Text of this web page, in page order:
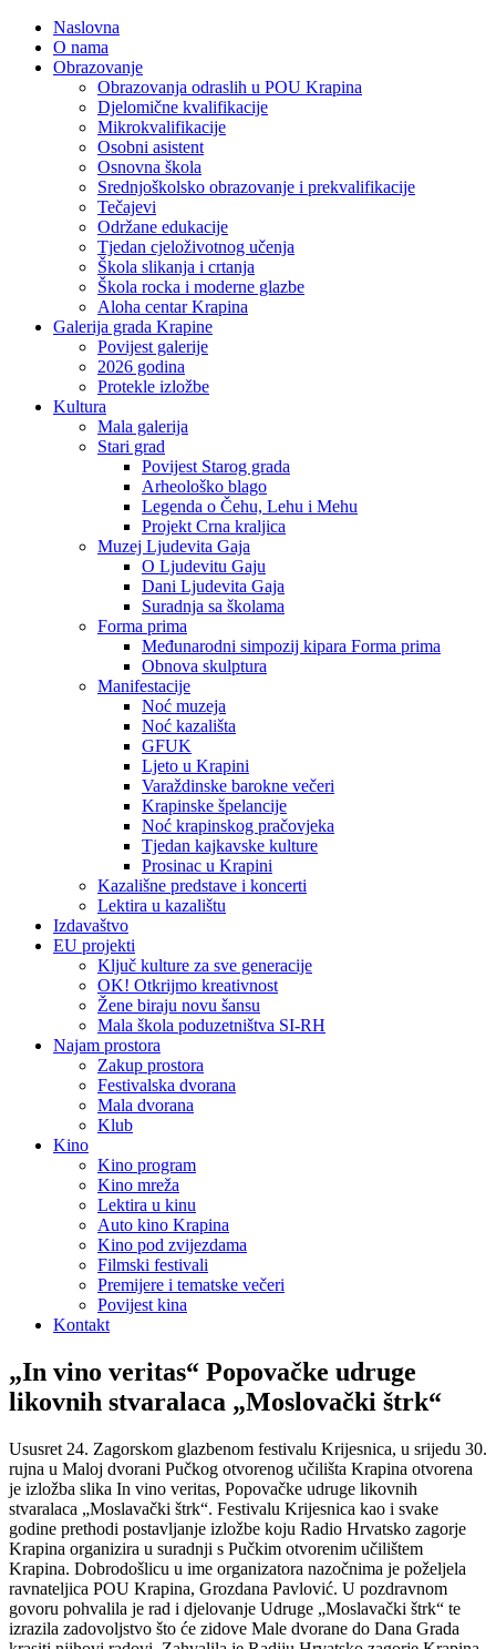
Naslovna
O nama
Obrazovanje
Obrazovanja odraslih u POU Krapina
Djelomične kvalifikacije
Mikrokvalifikacije
Osobni asistent
Osnovna škola
Srednjoškolsko obrazovanje i prekvalifikacije
Tečajevi
Održane edukacije
Tjedan cjeloživotnog učenja
Škola slikanja i crtanja
Škola rocka i moderne glazbe
Aloha centar Krapina
Galerija grada Krapine
Povijest galerije
2026 godina
Protekle izložbe
Kultura
Mala galerija
Stari grad
Povijest Starog grada
Arheološko blago
Legenda o Čehu, Lehu i Mehu
Projekt Crna kraljica
Muzej Ljudevita Gaja
O Ljudevitu Gaju
Dani Ljudevita Gaja
Suradnja sa školama
Forma prima
Međunarodni simpozij kipara Forma prima
Obnova skulptura
Manifestacije
Noć muzeja
Noć kazališta
GFUK
Ljeto u Krapini
Varaždinske barokne večeri
Krapinske špelancije
Noć krapinskog pračovjeka
Tjedan kajkavske kulture
Prosinac u Krapini
Kazališne predstave i koncerti
Lektira u kazalištu
Izdavaštvo
EU projekti
Ključ kulture za sve generacije
OK! Otkrijmo kreativnost
Žene biraju novu šansu
Mala škola poduzetništva SI-RH
Najam prostora
Zakup prostora
Festivalska dvorana
Mala dvorana
Klub
Kino
Kino program
Kino mreža
Lektira u kinu
Auto kino Krapina
Kino pod zvijezdama
Filmski festivali
Premijere i tematske večeri
Povijest kina
Kontakt
„In vino veritas“ Popovačke udruge
likovnih stvaralaca „Moslovački štrk“
Ususret 24. Zagorskom glazbenom festivalu Krijesnica, u srijedu 30.
rujna u Maloj dvorani Pučkog otvorenog učilišta Krapina otvorena
je izložba slika In vino veritas, Popovačke udruge likovnih
stvaralaca „Moslavački štrk“. Festivalu Krijesnica kao i svake
godine prethodi postavljanje izložbe koju Radio Hrvatsko zagorje
Krapina organizira u suradnji s Pučkim otvorenim učilištem
Krapina. Dobrodošlicu u ime organizatora nazočnima je poželjela
ravnateljica POU Krapina, Grozdana Pavlović. U pozdravnom
govoru pohvalila je rad i djelovanje Udruge „Moslavački štrk“ te
izrazila zadovoljstvo što će zidove Male dvorane do Dana Grada